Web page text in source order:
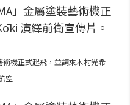
術機正式起飛，並請來木村光希
空